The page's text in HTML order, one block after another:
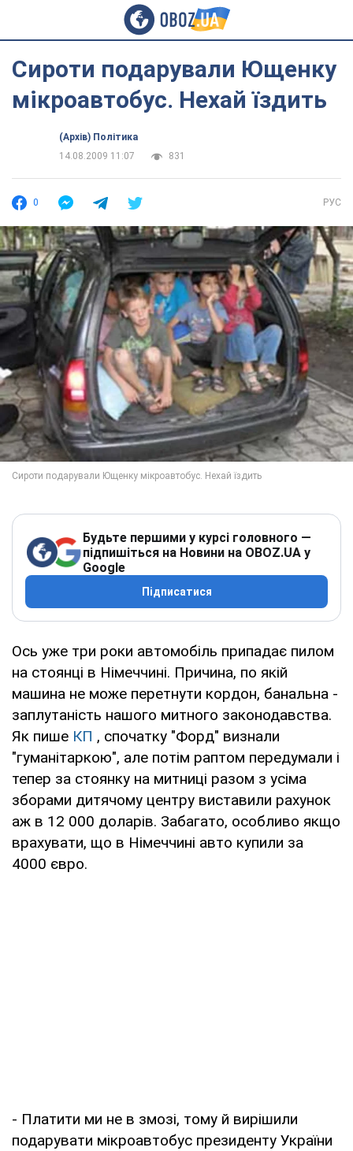
Сироти подарували Ющенку
мікроавтобус. Нехай їздить
(Архів) Політика
14.08.2009 11:07
831
0 РУС
Будьте першими у курсі головного —
підпишіться на Новини на OBOZ.UA у
Google
Підписатися
Ось уже три роки автомобіль припадає пилом
на стоянці в Німеччині. Причина, по якій
машина не може перетнути кордон, банальна -
заплутаність нашого митного законодавства.
Як пише КП , спочатку "Форд" визнали
"гуманітаркою", але потім раптом передумали і
тепер за стоянку на митниці разом з усіма
зборами дитячому центру виставили рахунок
аж в 12 000 доларів. Забагато, особливо якщо
врахувати, що в Німеччині авто купили за
4000 євро.
- Платити ми не в змозі, тому й вирішили
подарувати мікроавтобус президенту України